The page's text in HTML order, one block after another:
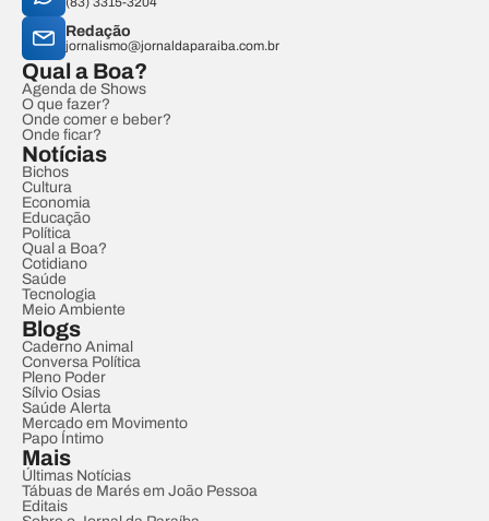
Redação
jornalismo@jornaldaparaiba.com.br
Qual a Boa?
Agenda de Shows
O que fazer?
Onde comer e beber?
Onde ficar?
Notícias
Bichos
Cultura
Economia
Educação
Política
Qual a Boa?
Cotidiano
Saúde
Tecnologia
Meio Ambiente
Blogs
Caderno Animal
Conversa Política
Pleno Poder
Sílvio Osias
Saúde Alerta
Mercado em Movimento
Papo Íntimo
Mais
Últimas Notícias
Tábuas de Marés em João Pessoa
Editais